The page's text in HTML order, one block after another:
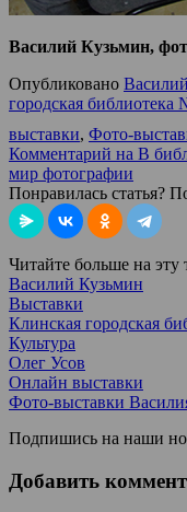
Василий Кузьмин,
Опубликовано
городская библиотека
выставки, Фото-
Комментарий на В
мир фотографии
Понравилась статья?
Читайте больше на эту
Василий Кузьмин
Выставки
Клинская городская
Культура
Олег Усов
Онлайн выставки
Фото-выставки
Подпишись на наши
Добавить